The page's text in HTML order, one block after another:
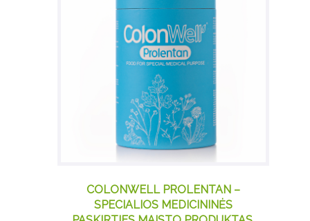
COLONWELL PROLENTAN –
SPECIALIOS MEDICININĖS